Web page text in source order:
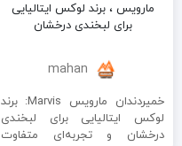
مارویس ، برند لوکس ایتالیایی
برای لبخندی درخشان
mahan
خمیردندان مارویس Marvis: برند
لوکس ایتالیایی برای لبخندی
درخشان و تجربه‌ای متفاوت